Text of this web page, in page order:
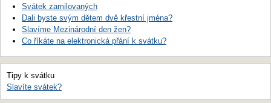
Svátek zamilovaných
Dali byste svým dětem dvě křestní jména?
Slavíme Mezinárodní den žen?
Co říkáte na elektronická přání k svátku?
Tipy k svátku
Slavíte svátek?